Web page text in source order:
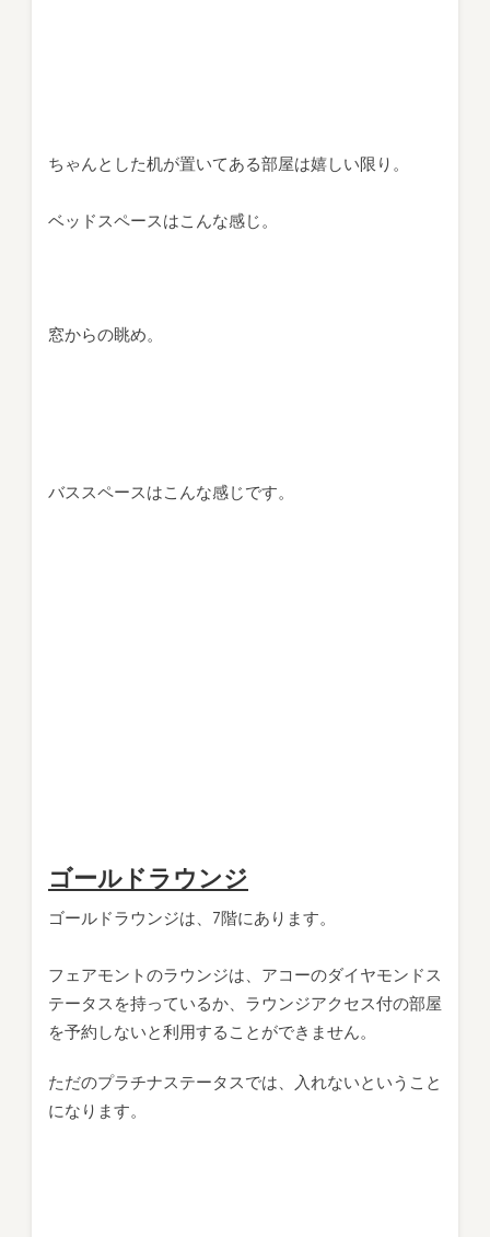
ちゃんとした机が置いてある部屋は嬉しい限り。
ベッドスペースはこんな感じ。
窓からの眺め。
バススペースはこんな感じです。
ゴールドラウンジ
ゴールドラウンジは、7階にあります。
フェアモントのラウンジは、アコーのダイヤモンドス
テータスを持っているか、ラウンジアクセス付の部屋
を予約しないと利用することができません。
ただのプラチナステータスでは、入れないということ
になります。